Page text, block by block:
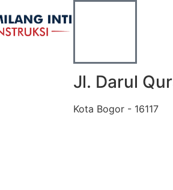
Jl. Darul
Kota Bogor - 16117